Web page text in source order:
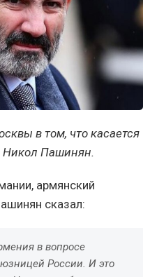
в том, что касается
Никол Пашинян.
армянский
сказал:
в вопросе
России. И это